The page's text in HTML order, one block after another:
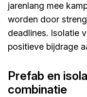
jarenlang mee
worden door
deadlines. Isolatie
positieve bijdrage
Prefab en
combinatie